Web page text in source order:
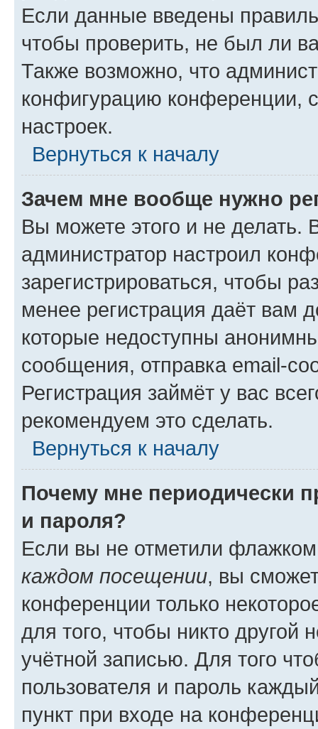
Если данные введены
чтобы проверить, не был ли
Также возможно, что
конфигурацию конференции,
настроек.
Вернуться к началу
Зачем мне вообще нужно
Вы можете этого и не делать.
администратор настроил
зарегистрироваться, чтобы
менее регистрация даёт вам
которые недоступны
сообщения, отправка email-
Регистрация займёт у вас
рекомендуем это сделать.
Вернуться к началу
Почему мне периодически
и пароля?
Если вы не отметили
каждом посещении, вы
конференции только
для того, чтобы никто другой
учётной записью. Для того
пользователя и пароль
пункт при входе на